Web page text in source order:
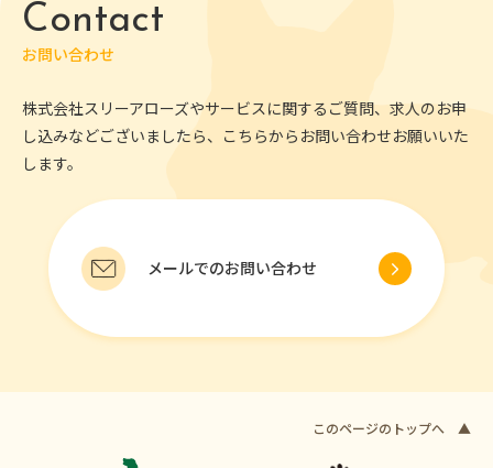
Contact
お問い合わせ
株式会社スリーアローズやサービスに関するご質問、求人のお申
し込みなどございましたら、こちらからお問い合わせお願いいた
します。
メールでのお問い合わせ
このページのトップへ ▲